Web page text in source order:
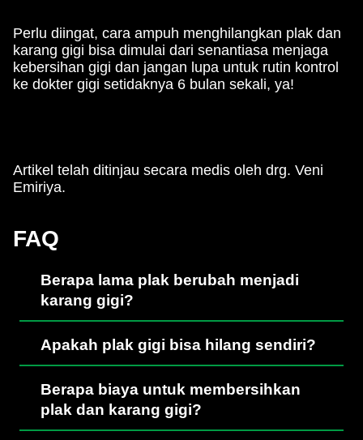
Perlu diingat, cara ampuh menghilangkan plak dan
karang gigi bisa dimulai dari senantiasa menjaga
kebersihan gigi dan jangan lupa untuk rutin kontrol
ke dokter gigi setidaknya 6 bulan sekali, ya!
Artikel telah ditinjau secara medis oleh drg. Veni
Emiriya.
FAQ
Berapa lama plak berubah menjadi
karang gigi?
Apakah plak gigi bisa hilang sendiri?
Berapa biaya untuk membersihkan
plak dan karang gigi?